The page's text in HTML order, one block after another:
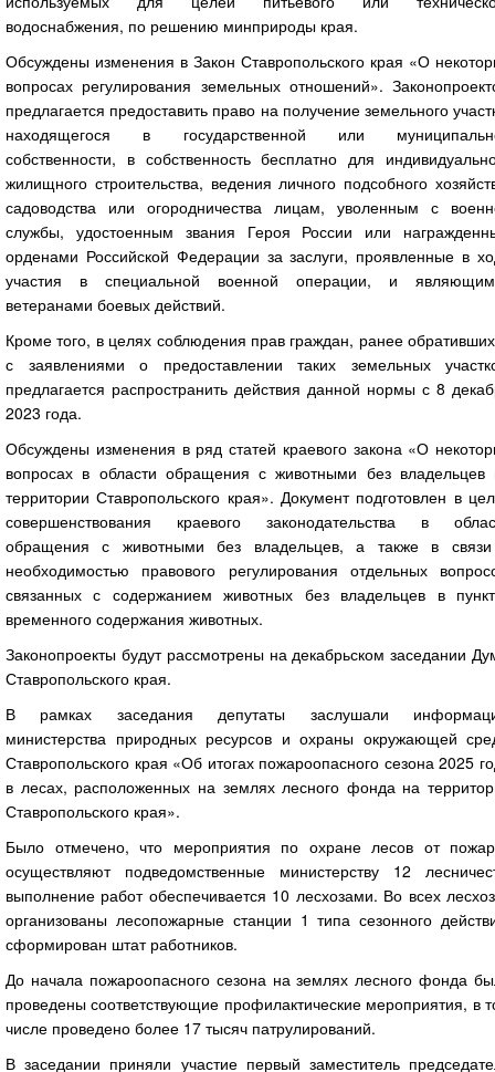
водоснабжения, по решению минприроды края.
Обсуждены изменения в Закон Ставропольского края «О
вопросах регулирования земельных отношений».
предлагается предоставить право на получение земельного
находящегося в государственной или
собственности, в собственность бесплатно для
жилищного строительства, ведения личного подсобного
садоводства или огородничества лицам, уволенным с
службы, удостоенным звания Героя России или
орденами Российской Федерации за заслуги, проявленные в
участия в специальной военной операции, и
ветеранами боевых действий.
Кроме того, в целях соблюдения прав граждан, ранее
с заявлениями о предоставлении таких земельных
предлагается распространить действия данной нормы с 8
2023 года.
Обсуждены изменения в ряд статей краевого закона «О
вопросах в области обращения с животными без владельцев
территории Ставропольского края». Документ подготовлен в
совершенствования краевого законодательства в
обращения с животными без владельцев, а также в
необходимостью правового регулирования отдельных
связанных с содержанием животных без владельцев в
временного содержания животных.
Законопроекты будут рассмотрены на декабрьском заседании
Ставропольского края.
В рамках заседания депутаты заслушали
министерства природных ресурсов и охраны окружающей
Ставропольского края «Об итогах пожароопасного сезона 2025
в лесах, расположенных на землях лесного фонда на
Ставропольского края».
Было отмечено, что мероприятия по охране лесов от
осуществляют подведомственные министерству 12
выполнение работ обеспечивается 10 лесхозами. Во всех
организованы лесопожарные станции 1 типа сезонного
сформирован штат работников.
До начала пожароопасного сезона на землях лесного фонда
проведены соответствующие профилактические мероприятия, в
числе проведено более 17 тысяч патрулирований.
В заседании приняли участие первый заместитель